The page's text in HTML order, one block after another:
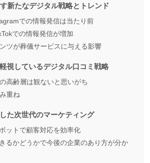
新たなデジタル戦略とトレンド
での情報発信は当たり前
での情報発信が増加
ツが葬儀サービスに与える影響
視しているデジタル口コミ戦略
高齢層は観ないと思いがち
重ね
た次世代のマーケティング
ットで顧客対応を効率化
るかどうかで今後の企業のあり方が分か